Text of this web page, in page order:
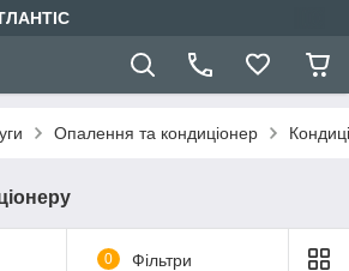
Опалення та кондиціонер
0 Фільтри